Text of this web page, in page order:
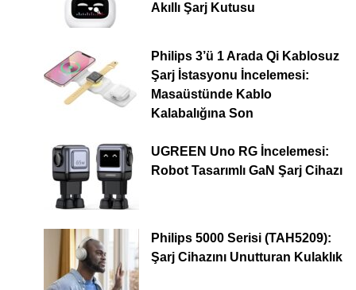
Akıllı Şarj Kutusu
Philips 3’ü 1 Arada Qi Kablosuz
Şarj İstasyonu İncelemesi:
Masaüstünde Kablo
Kalabalığına Son
UGREEN Uno RG İncelemesi:
Robot Tasarımlı GaN Şarj Cihazı
Philips 5000 Serisi (TAH5209):
Şarj Cihazını Unutturan Kulaklık